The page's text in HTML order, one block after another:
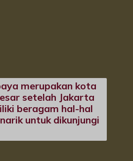
merupakan kota
setelah Jakarta
beragam hal-hal
untuk dikunjungi